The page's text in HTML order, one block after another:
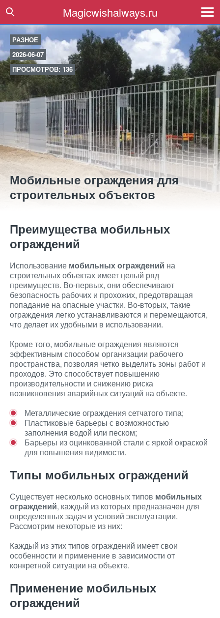
Magicwishalways.ru
РАЗНОЕ
2026-06-07
ПРОСМОТРОВ: 136
Мобильные ограждения для
строительных объектов
Преимущества мобильных
ограждений
Использование мобильных ограждений на
строительных объектах имеет целый ряд
преимуществ. Во-первых, они обеспечивают
безопасность рабочих и прохожих, предотвращая
попадание на опасные участки. Во-вторых, такие
ограждения легко устанавливаются и перемещаются,
что делает их удобными в использовании.
Кроме того, мобильные ограждения являются
эффективным способом организации рабочего
пространства, позволяя четко выделить зоны работ и
проходов. Это способствует повышению
производительности и снижению риска
возникновения аварийных ситуаций на объекте.
Металлические ограждения сетчатого типа;
Пластиковые барьеры с возможностью
заполнения водой или песком;
Барьеры из оцинкованной стали с яркой окраской
для повышения видимости.
Типы мобильных ограждений
Существует несколько основных типов мобильных
ограждений, каждый из которых предназначен для
определенных задач и условий эксплуатации.
Рассмотрим некоторые из них:
Каждый из этих типов ограждений имеет свои
особенности и применение в зависимости от
конкретной ситуации на объекте.
Применение мобильных
ограждений